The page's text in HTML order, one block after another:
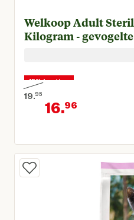
Welkoop Adult
Kilogram - gevogelte
15% korting
19.95
Oorspronkelijke prijs €
16.96